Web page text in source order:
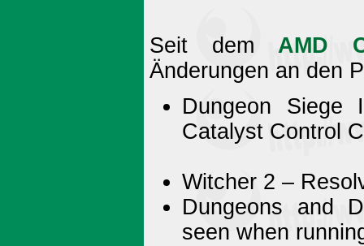
Seit dem AMD
Änderungen an den
Dungeon Siege
Catalyst Control
Witcher 2 –
Dungeons and
seen when